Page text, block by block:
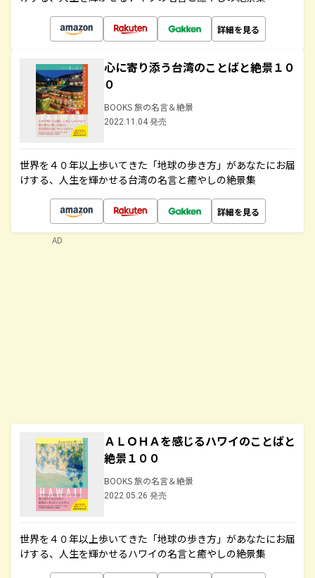
詳細を見る
心に寄り添う台湾のことばと絶景１０
０
BOOKS 旅の名言＆絶景
2022.11.04 発売
世界を４０年以上歩いてきた「地球の歩き方」があなたにお届
けする、人生を輝かせる台湾の名言と癒やしの絶景集
詳細を見る
ＡＬＯＨＡを感じるハワイのことばと
絶景１００
BOOKS 旅の名言＆絶景
2022.05.26 発売
世界を４０年以上歩いてきた「地球の歩き方」があなたにお届
けする、人生を輝かせるハワイの名言と癒やしの絶景集
AD